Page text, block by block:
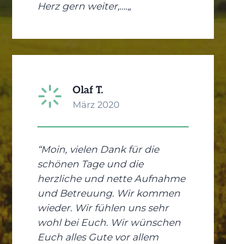
Herz gern weiter,….„
Olaf T.
März 2020
“Moin, vielen Dank für die
schönen Tage und die
herzliche und nette Aufnahme
und Betreuung. Wir kommen
wieder. Wir fühlen uns sehr
wohl bei Euch. Wir wünschen
Euch alles Gute vor allem